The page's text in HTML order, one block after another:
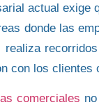
actual exige
donde las
realiza
con los clientes
comerciales